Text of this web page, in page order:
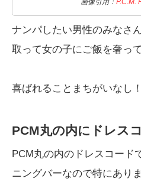
画像引用： P.C.M.
ナンパしたい男性のみなさ
取って女の子にご飯を奢っ
喜ばれることまちがいなし
PCM丸の内にドレス
PCM丸の内のドレスコード
ニングバーなので特にあり